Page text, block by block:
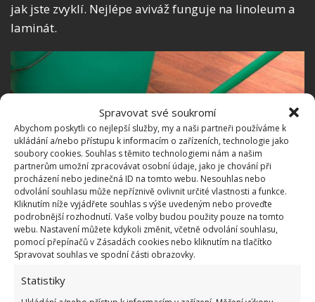
Spravovat své soukromí
Abychom poskytli co nejlepší služby, my a naši partneři používáme k
ukládání a/nebo přístupu k informacím o zařízeních, technologie jako
soubory cookies. Souhlas s těmito technologiemi nám a našim
partnerům umožní zpracovávat osobní údaje, jako je chování při
procházení nebo jedinečná ID na tomto webu. Nesouhlas nebo
odvolání souhlasu může nepříznivě ovlivnit určité vlastnosti a funkce.
Kliknutím níže vyjádřete souhlas s výše uvedeným nebo proveďte
podrobnější rozhodnutí. Vaše volby budou použity pouze na tomto
webu. Nastavení můžete kdykoli změnit, včetně odvolání souhlasu,
pomocí přepínačů v Zásadách cookies nebo kliknutím na tlačítko
Spravovat souhlas ve spodní části obrazovky.
Statistiky
jak jste zvyklí. Nejlépe aviváž funguje na linoleum a
laminát.
Fotografie: Piqsels
Pomoc se zaseknutým zipem